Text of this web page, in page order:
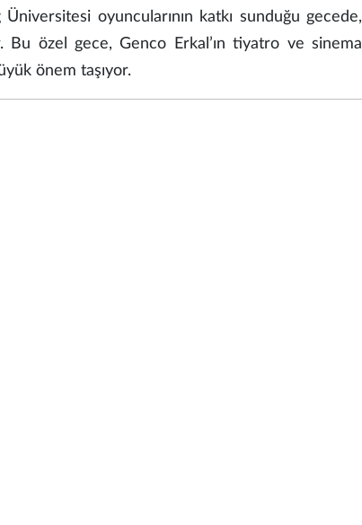
oyuncularının katkı sunduğu gecede,
özel gece, Genco Erkal’ın tiyatro ve sinema
önem taşıyor.